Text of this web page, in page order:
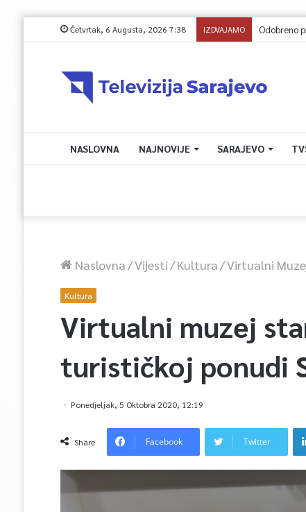
Četvrtak, 6 Augusta, 2026 7:38 IZDVAJAMO Odobreno
NASLOVNA NAJNOVIJE SARAJEVO
Naslovna/Vijesti/Kultura/Virtualni
Kultura
Virtualni muzej
turističkoj ponudi
Ponedjeljak, 5 Oktobra 2020, 12:19
Share Facebook Twitter